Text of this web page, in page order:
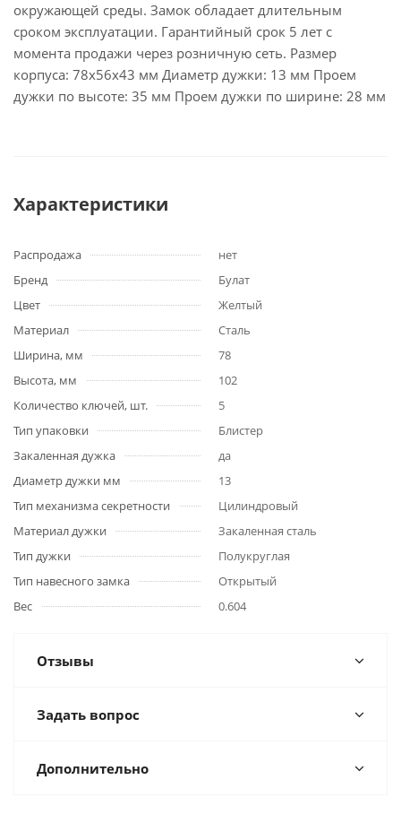
окружающей среды. Замок обладает длительным
сроком эксплуатации. Гарантийный срок 5 лет с
момента продажи через розничную сеть. Размер
корпуса: 78х56х43 мм Диаметр дужки: 13 мм Проем
дужки по высоте: 35 мм Проем дужки по ширине: 28 мм
Характеристики
Распродажа
нет
Бренд
Булат
Цвет
Желтый
Материал
Сталь
Ширина, мм
78
Высота, мм
102
Количество ключей, шт.
5
Тип упаковки
Блистер
Закаленная дужка
да
Диаметр дужки мм
13
Тип механизма секретности
Цилиндровый
Материал дужки
Закаленная сталь
Тип дужки
Полукруглая
Тип навесного замка
Открытый
Вес
0.604
Отзывы
Задать вопрос
Дополнительно